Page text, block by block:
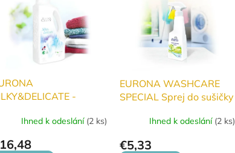
-
jemné prádlo,
Ihned k odeslání (2 ks)
EURONA WASHCARE
SPECIAL Sprej do sušičky
Ihned k odeslání (2 ks)
€5,33